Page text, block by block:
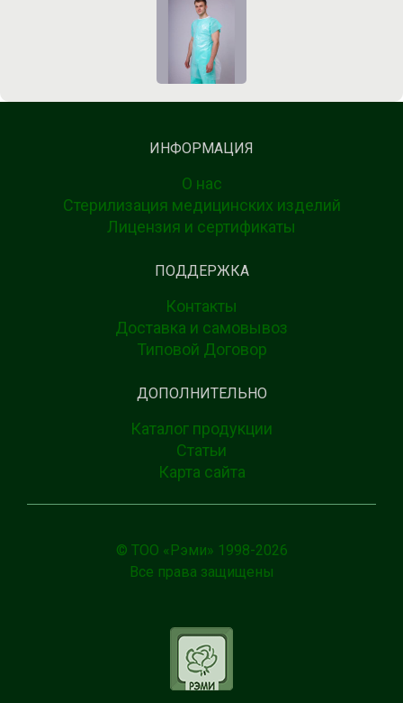
ИНФОРМАЦИЯ
О нас
Стерилизация медицинских изделий
Лицензия и сертификаты
ПОДДЕРЖКА
Контакты
Доставка и самовывоз
Типовой Договор
ДОПОЛНИТЕЛЬНО
Каталог продукции
Статьи
Карта сайта
© ТОО «Рэми» 1998-2026
Все права защищены